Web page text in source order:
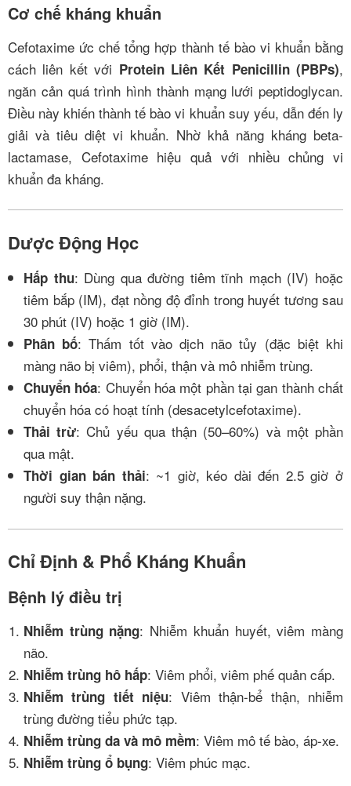
Cơ chế kháng khuẩn
Cefotaxime ức chế tổng hợp thành tế bào vi khuẩn bằng
cách liên kết với Protein Liên Kết Penicillin (PBPs),
ngăn cản quá trình hình thành mạng lưới peptidoglycan.
Điều này khiến thành tế bào vi khuẩn suy yếu, dẫn đến ly
giải và tiêu diệt vi khuẩn. Nhờ khả năng kháng beta-
lactamase, Cefotaxime hiệu quả với nhiều chủng vi
khuẩn đa kháng.
Dược Động Học
Hấp thu: Dùng qua đường tiêm tĩnh mạch (IV) hoặc
tiêm bắp (IM), đạt nồng độ đỉnh trong huyết tương sau
30 phút (IV) hoặc 1 giờ (IM).
Phân bố: Thấm tốt vào dịch não tủy (đặc biệt khi
màng não bị viêm), phổi, thận và mô nhiễm trùng.
Chuyển hóa: Chuyển hóa một phần tại gan thành chất
chuyển hóa có hoạt tính (desacetylcefotaxime).
Thải trừ: Chủ yếu qua thận (50–60%) và một phần
qua mật.
Thời gian bán thải: ~1 giờ, kéo dài đến 2.5 giờ ở
người suy thận nặng.
Chỉ Định & Phổ Kháng Khuẩn
Bệnh lý điều trị
Nhiễm trùng nặng: Nhiễm khuẩn huyết, viêm màng
não.
Nhiễm trùng hô hấp: Viêm phổi, viêm phế quản cấp.
Nhiễm trùng tiết niệu: Viêm thận-bể thận, nhiễm
trùng đường tiểu phức tạp.
Nhiễm trùng da và mô mềm: Viêm mô tế bào, áp-xe.
Nhiễm trùng ổ bụng: Viêm phúc mạc.